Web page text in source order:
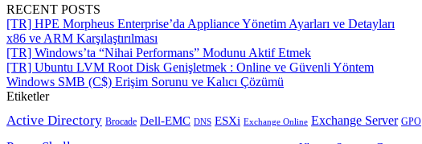
RECENT POSTS
[TR] HPE Morpheus Enterprise’da Appliance Yönetim Ayarları ve Detayları
x86 ve ARM Karşılaştırılması
[TR] Windows’ta “Nihai Performans” Modunu Aktif Etmek
[TR] Ubuntu LVM Root Disk Genişletmek : Online ve Güvenli Yöntem
Windows SMB (C$) Erişim Sorunu ve Kalıcı Çözümü
Etiketler
Active Directory Brocade Dell-EMC DNS ESXi Exchange Online Exchange Server GPO